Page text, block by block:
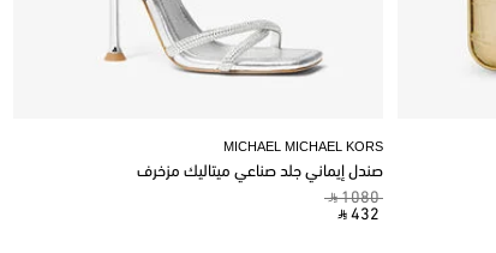
MICHAEL MICHAEL KORS
صندل إيماني جلد صناعي ميتاليك مزخرف
‎ ⃁ 1080 ‎
‎ ⃁ 432 ‎